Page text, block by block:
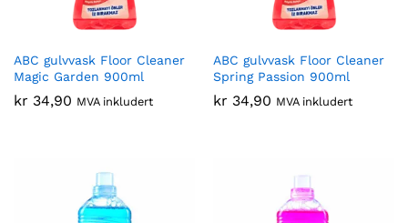
ABC gulvvask Floor Cleaner
Magic Garden 900ml
kr 34,90 MVA inkludert
ABC gulvvask Floor Cleaner
Spring Passion 900ml
kr 34,90 MVA inkludert